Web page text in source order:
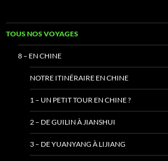
TOUS NOS VOYAGES
8 – EN CHINE
NOTRE ITINÉRAIRE EN CHINE
1 – UN PETIT TOUR EN CHINE ?
2 – DE GUILIN À JIANSHUI
3 – DE YUANYANG À LIJIANG